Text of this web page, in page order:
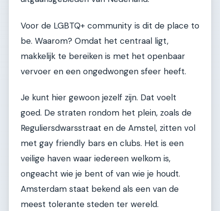
Voor de LGBTQ+ community is dit de place to
be. Waarom? Omdat het centraal ligt,
makkelijk te bereiken is met het openbaar
vervoer en een ongedwongen sfeer heeft.
Je kunt hier gewoon jezelf zijn. Dat voelt
goed. De straten rondom het plein, zoals de
Reguliersdwarsstraat en de Amstel, zitten vol
met gay friendly bars en clubs. Het is een
veilige haven waar iedereen welkom is,
ongeacht wie je bent of van wie je houdt.
Amsterdam staat bekend als een van de
meest tolerante steden ter wereld.